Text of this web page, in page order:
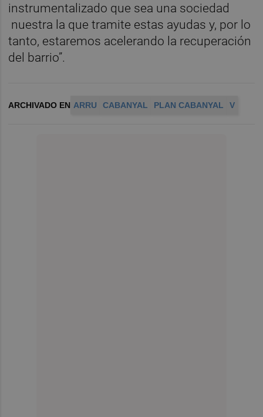
instrumentalizado que sea una sociedad
nuestra la que tramite estas ayudas y, por lo
tanto, estaremos acelerando la recuperación
del barrio”.
ARCHIVADO EN ARRU CABANYAL PLAN CABANYAL V